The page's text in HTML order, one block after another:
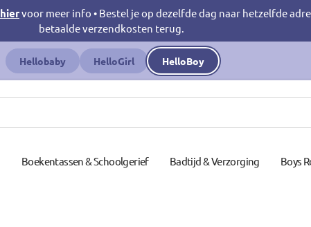
hiervoor meer info • Bestel je op dezelfde dag naar hetzelfde
betaalde verzendkosten terug.
Hellobaby HelloGirl HelloBoy
Boekentassen & Schoolgerief Badtijd & Verzorging Boys